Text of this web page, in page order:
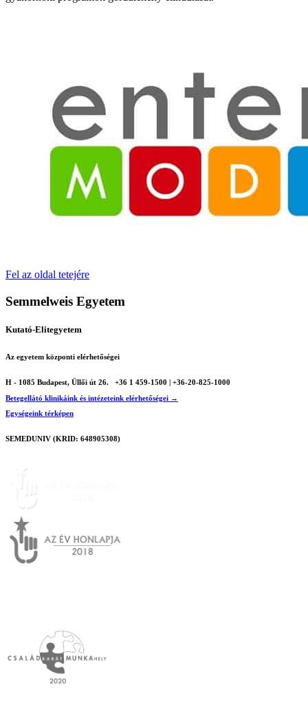
Fel az oldal tetejére
Semmelweis Egyetem
Kutató-Elitegyetem
Az egyetem központi elérhetőségei
H - 1085 Budapest, Üllői út 26.
+36 1 459-1500 | +36-20-825-1000
Betegellátó klinikáink és intézeteink elérhetőségei →
Egységeink térképen
SEMEDUNIV (KRID: 648905308)